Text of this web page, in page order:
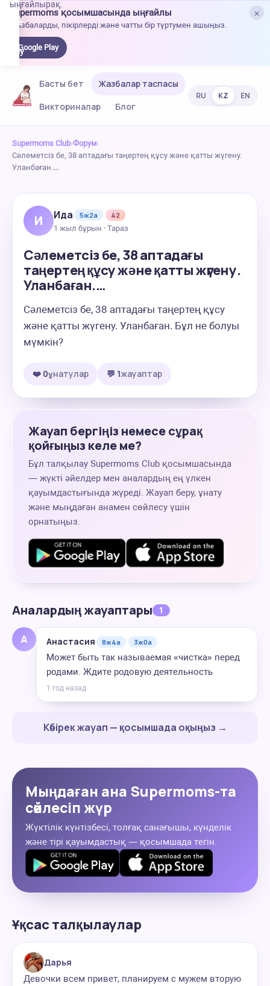
×
Supermoms қосымшасында ыңғайлы
Жазбаларды, пікірлерді және чатты бір түртумен ашыңыз.
Google Play
ыңғайлырақ.
Басты бет
Жазбалар таспасы
Викториналар
Блог
RU KZ EN
Supermoms Club›Форум›
Сәлеметсіз бе, 38 аптадағы таңертең құсу және қатты жүгену.
Уланбаған.…
И Ида 5ж2а
42
1 жыл бұрын · Тараз
Сәлеметсіз бе, 38 аптадағы
таңертең құсу және қатты жүгену.
Уланбаған.…
Сәлеметсіз бе, 38 аптадағы таңертең құсу
және қатты жүгену. Уланбаған. Бұл не болуы
мүмкін?
❤️ 0ұнатулар 💬 1жауаптар
Жауап бергіңіз немесе сұрақ
қойғыңыз келе ме?
Бұл талқылау Supermoms Club қосымшасында
— жүкті әйелдер мен аналардың ең үлкен
қауымдастығында жүреді. Жауап беру, ұнату
және мыңдаған анамен сөйлесу үшін
орнатыңыз.
Аналардың жауаптары 1
А Анастасия 8ж4а 3ж0а
Может быть так называемая «чистка» перед
родами. Ждите родовую деятельность
1 год назад
Көбірек жауап — қосымшада оқыңыз →
Мыңдаған ана Supermoms-та
сөйлесіп жүр
Жүктілік күнтізбесі, толғақ санағышы, күнделік
және тірі қауымдастық — қосымшада тегін.
Ұқсас талқылаулар
Дарья
Девочки всем привет, планируем с мужем вторую